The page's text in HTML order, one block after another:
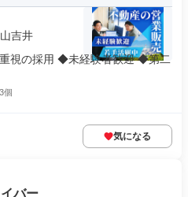
吉井
視の採用 ◆未経験者歓迎 ◆第二
個
気になる
バー